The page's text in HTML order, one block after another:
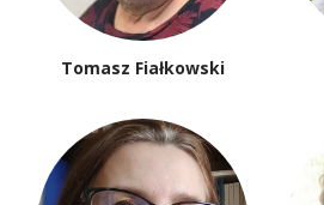
Tomasz Fiałkowski